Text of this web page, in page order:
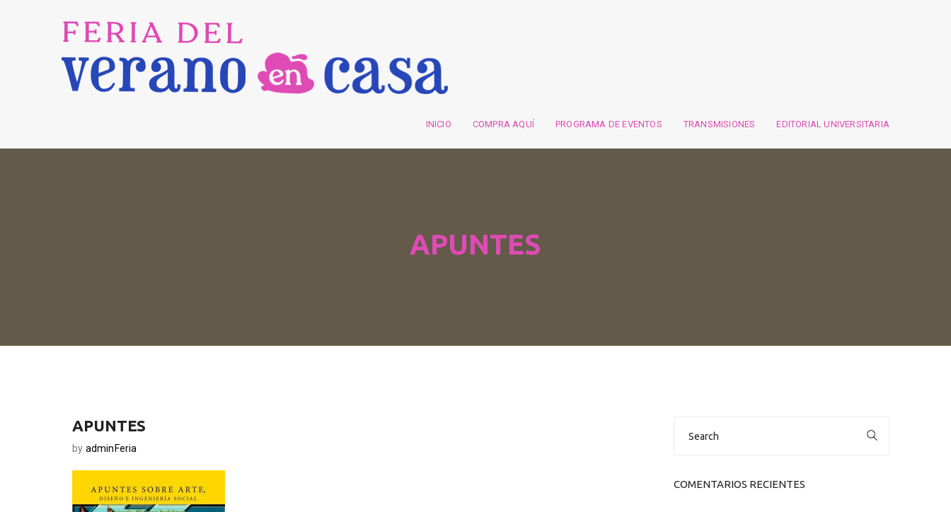
INICIO COMPRA AQUÍ PROGRAMA DE EVENTOS TRANSMISIONES EDITORIAL UNIVERSITARIA
APUNTES
APUNTES
by adminFeria
COMENTARIOS RECIENTES